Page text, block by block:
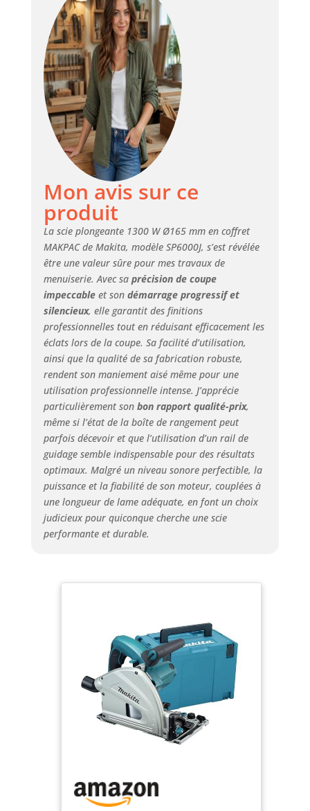
Mon avis sur ce
produit
La scie plongeante 1300 W Ø165 mm en coffret
MAKPAC de Makita, modèle SP6000J, s’est révélée
être une valeur sûre pour mes travaux de
menuiserie. Avec sa précision de coupe
impeccableet son démarrage progressif et
silencieux, elle garantit des finitions
professionnelles tout en réduisant efficacement les
éclats lors de la coupe. Sa facilité d’utilisation,
ainsi que la qualité de sa fabrication robuste,
rendent son maniement aisé même pour une
utilisation professionnelle intense. J’apprécie
particulièrement son bon rapport qualité-prix,
même si l’état de la boîte de rangement peut
parfois décevoir et que l’utilisation d’un rail de
guidage semble indispensable pour des résultats
optimaux. Malgré un niveau sonore perfectible, la
puissance et la fiabilité de son moteur, couplées à
une longueur de lame adéquate, en font un choix
judicieux pour quiconque cherche une scie
performante et durable.